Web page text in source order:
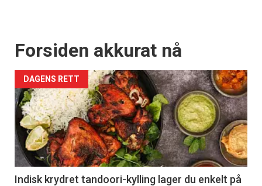
Forsiden akkurat nå
DAGENS RETT
Indisk krydret tandoori-kylling lager du enkelt på